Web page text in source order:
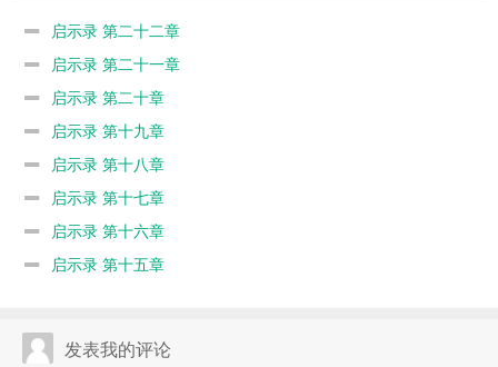
启示录 第二十二章
启示录 第二十一章
启示录 第二十章
启示录 第十九章
启示录 第十八章
启示录 第十七章
启示录 第十六章
启示录 第十五章
发表我的评论